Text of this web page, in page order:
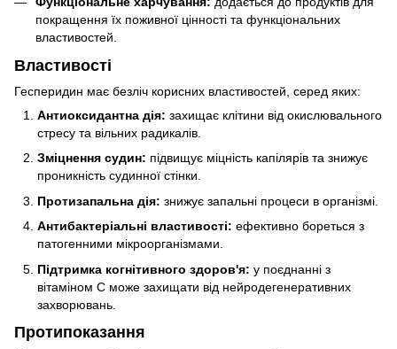
покращення їх поживної цінності та функціональних
властивостей.
Властивості
Гесперидин має безліч корисних властивостей, серед яких:
Антиоксидантна дія: захищає клітини від окислювального
стресу та вільних радикалів.
Зміцнення судин: підвищує міцність капілярів та знижує
проникність судинної стінки.
Протизапальна дія: знижує запальні процеси в організмі.
Антибактеріальні властивості: ефективно бореться з
патогенними мікроорганізмами.
Підтримка когнітивного здоров'я: у поєднанні з
вітаміном С може захищати від нейродегенеративних
захворювань.
Протипоказання